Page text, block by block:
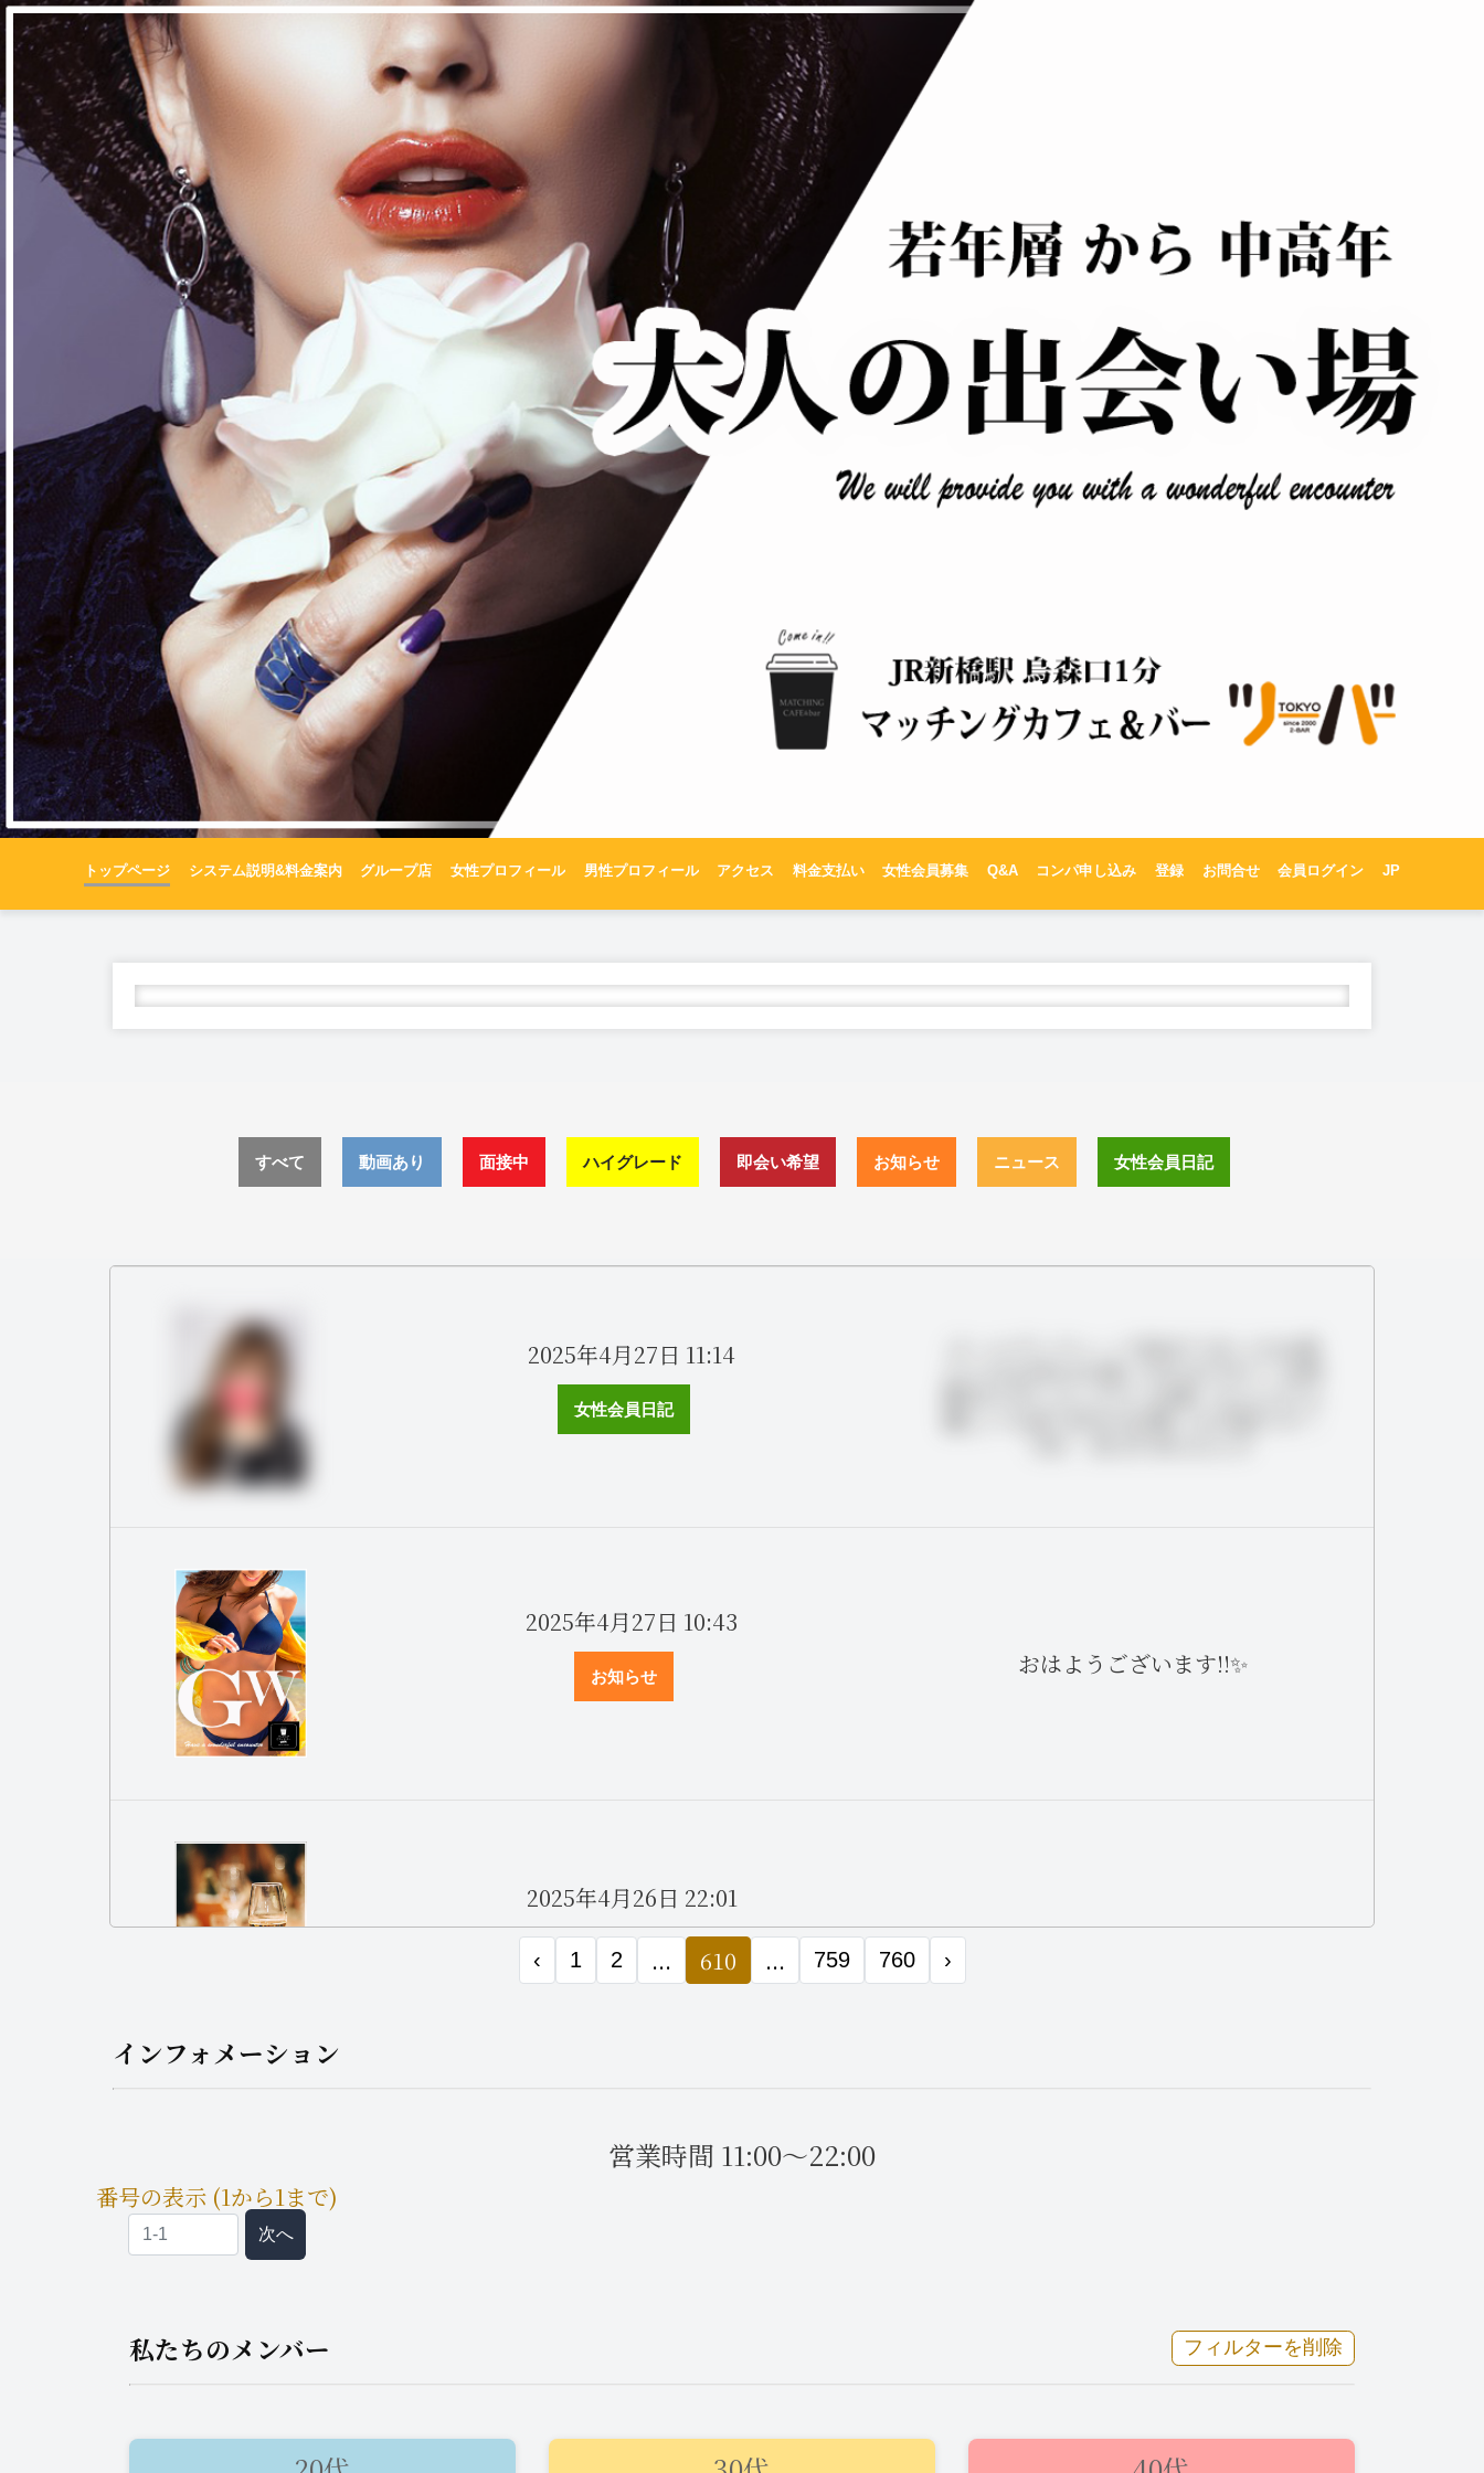
トップページ システム説明&料金案内 グループ店 女性プロフィール 男性プロフィール アクセス 料金支払い 女性会員募集 Q&A コンパ申し込み 登録 お問合せ 会員ログイン JP
すべて 動画あり 面接中 ハイグレード 即会い希望 お知らせ ニュース 女性会員日記
2025年4月27日 11:14
女性会員日記
2025年4月27日 10:43
お知らせ おはようございます!!✨
2025年4月26日 22:01
お知らせ
2025年4月26日 19:56
2025年4月26日18:27
‹ 1 2 ... 610 ... 759 760 ›
インフォメーション
営業時間 11:00～22:00
番号の表示 (1から1まで)
次へ
私たちのメンバー フィルターを削除